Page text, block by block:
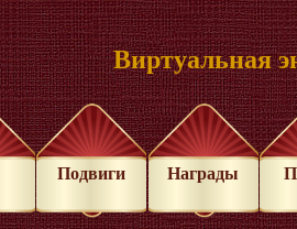
Виртуальная
Подвиги Награды